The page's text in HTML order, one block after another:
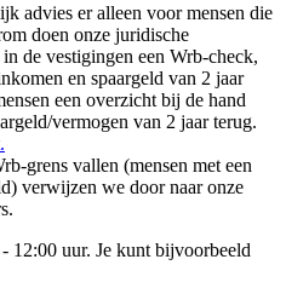
advies er alleen voor mensen die
doen onze juridische
de vestigingen een Wrb-check,
en spaargeld van 2 jaar
een overzicht bij de hand
vermogen van 2 jaar terug.
grens vallen (mensen met een
verwijzen we door naar onze
12:00 uur. Je kunt bijvoorbeeld